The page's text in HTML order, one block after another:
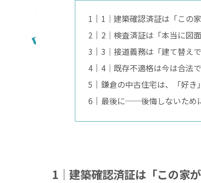
1｜建築確認済証は「この
2｜検査済証は「本当に図
3｜接道義務は「建て替え
4｜既存不適格は今は合法
鎌倉の中古住宅は、「好
最後に──後悔しないため
1｜建築確認済証は「この家